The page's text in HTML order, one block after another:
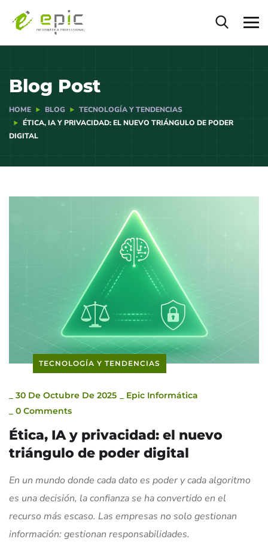
Blog Post
HOME BLOG
TECNOLOGÍA Y TENDENCIAS
ÉTICA, IA Y PRIVACIDAD: EL NUEVO TRIÁNGULO DE PODER
DIGITAL
TECNOLOGÍA Y TENDENCIAS
30 De Octubre De 2025
Epic Informática
0 Comments
Ética, IA y privacidad: el nuevo
triángulo de poder digital
En un mundo donde cada dato es poder y cada algoritmo
es una decisión, la confianza se ha convertido en el
recurso más escaso. Las empresas no solo gestionan
información: gestionan responsabilidades.